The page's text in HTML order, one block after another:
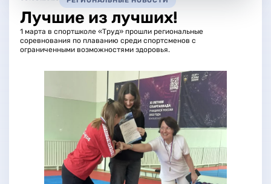
Лучшие из лучших!
1 марта в спортшколе «Труд» прошли региональные
соревнования по плаванию среди спортсменов с
ограниченными возможностями здоровья.